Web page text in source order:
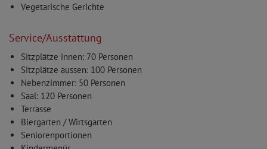
Vegetarische Gerichte
Service/Ausstattung
Sitzplätze innen: 70 Personen
Sitzplätze aussen: 100 Personen
Nebenzimmer: 50 Personen
Saal: 120 Personen
Terrasse
Biergarten / Wirtsgarten
Seniorenportionen